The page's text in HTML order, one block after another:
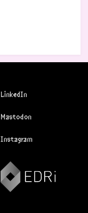
LinkedIn
Mastodon
Instagram